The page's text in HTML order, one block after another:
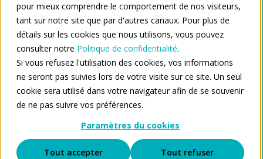
pour mieux comprendre le comportement de nos visiteurs,
tant sur notre site que par d'autres canaux. Pour plus de
détails sur les cookies que nous utilisons, vous pouvez
consulter notre Politique de confidentialité.
Si vous refusez l'utilisation des cookies, vos informations
ne seront pas suivies lors de votre visite sur ce site. Un seul
cookie sera utilisé dans votre navigateur afin de se souvenir
de ne pas suivre vos préférences.
Paramètres du cookies
Tout accepter Tout refuser
Press Releases
Posts about
Transformation
numérique
edtech, and be the first to read when we launch new
courses, articles or videos.